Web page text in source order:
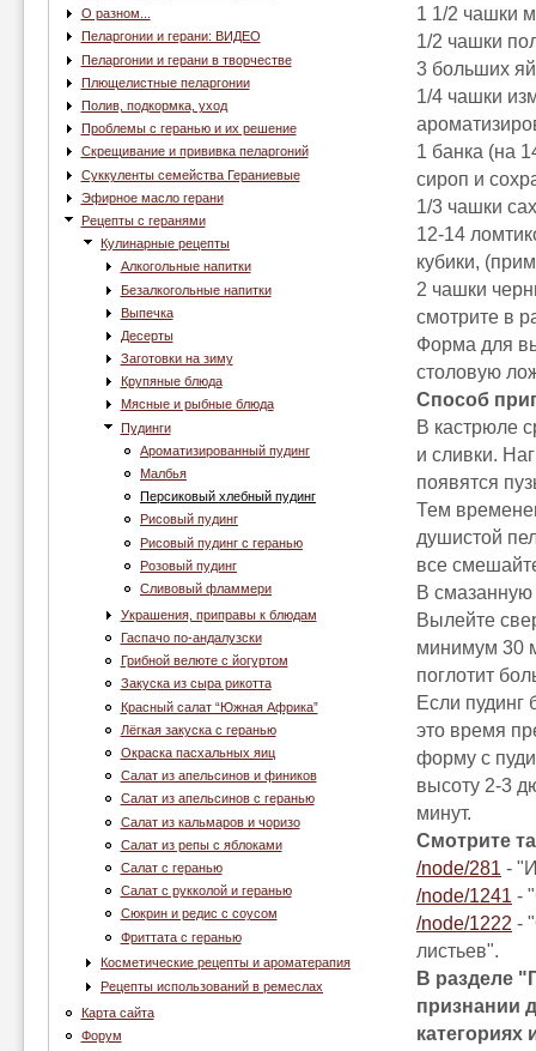
О разном...
Пеларгонии и герани: ВИДЕО
Пеларгонии и герани в творчестве
Плющелистные пеларгонии
Полив, подкормка, уход
Проблемы с геранью и их решение
Скрещивание и прививка пеларгоний
Суккуленты семейства Гераниевые
Эфирное масло герани
Рецепты с геранями
Кулинарные рецепты
Алкогольные напитки
Безалкогольные напитки
Выпечка
Десерты
Заготовки на зиму
Крупяные блюда
Мясные и рыбные блюда
Пудинги
Ароматизированный пудинг
Малбья
Персиковый хлебный пудинг
Рисовый пудинг
Рисовый пудинг с геранью
Розовый пудинг
Сливовый фламмери
Украшения, приправы к блюдам
Гаспачо по-андалузски
Грибной велюте с йогуртом
Закуска из сыра рикотта
Красный салат “Южная Африка”
Лёгкая закуска с геранью
Окраска пасхальных яиц
Салат из апельсинов и фиников
Салат из апельсинов с геранью
Салат из кальмаров и чоризо
Салат из репы с яблоками
Салат с геранью
Салат с рукколой и геранью
Сюкрин и редис с соусом
Фриттата с геранью
Косметические рецепты и ароматерапия
Рецепты использований в ремеслах
Карта сайта
Форум
1 1/2 чашки
1/2 чашки
3 больших
1/4 чашки
1 банка (на
сироп и
1/3 чашки
12-14
кубики,
2 чашки
смотрите в
Форма для
столовую
Способ
В кастрюле
и сливки.
появятся
Тем
душистой
все
В смазанную
Вылейте
минимум 30
поглотит
Если пудинг
это время
форму с
высоту 2-3
минут.
Смотрите
/node/281 -
/node/1241 -
/node/1222 -
листьев".
В разделе
признании
категориях